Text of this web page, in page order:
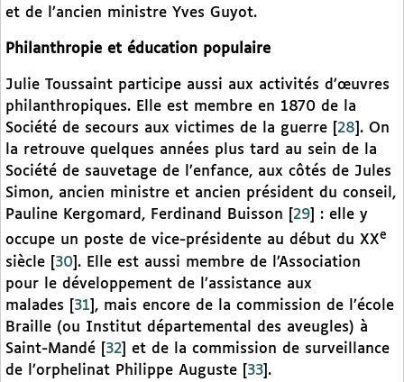
et de l’ancien ministre Yves Guyot.
Philanthropie et éducation populaire
Julie Toussaint participe aussi aux activités d’œuvres
philanthropiques. Elle est membre en 1870 de la
Société de secours aux victimes de la guerre
28 . On
la retrouve quelques années plus tard au sein de la
Société de sauvetage de l’enfance, aux côtés de Jules
Simon, ancien ministre et ancien président du conseil,
Pauline Kergomard, Ferdinand Buisson
29
: elle y
occupe un poste de vice-présidente au début du XXe
siècle 30 . Elle est aussi membre de l’Association
pour le développement de l’assistance aux
malades
31 , mais encore de la commission de l’école
Braille (ou Institut départemental des aveugles) à
Saint-Mandé
32
et de la commission de surveillance
de l’orphelinat Philippe Auguste
33 .